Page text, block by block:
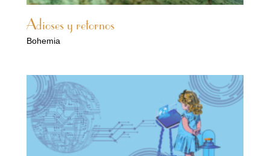
Adioses y retornos
Bohemia